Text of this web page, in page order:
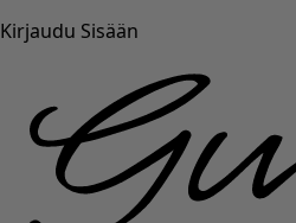
Kirjaudu Sisään